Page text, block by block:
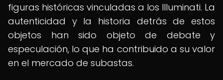
figuras históricas vinculadas a los Illuminati. La
autenticidad y la historia detrás de estos
objetos han sido objeto de debate y
especulación, lo que ha contribuido a su valor
en el mercado de subastas.